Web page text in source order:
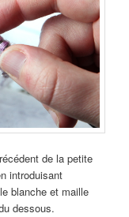
de la petite
introduisant
blanche et maille
dessous.